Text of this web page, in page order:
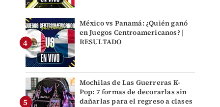
México vs Panamá: ¿Quién ganó
en Juegos Centroamericanos? |
RESULTADO
Mochilas de Las Guerreras K-
Pop: 7 formas de decorarlas sin
dañarlas para el regreso a clases